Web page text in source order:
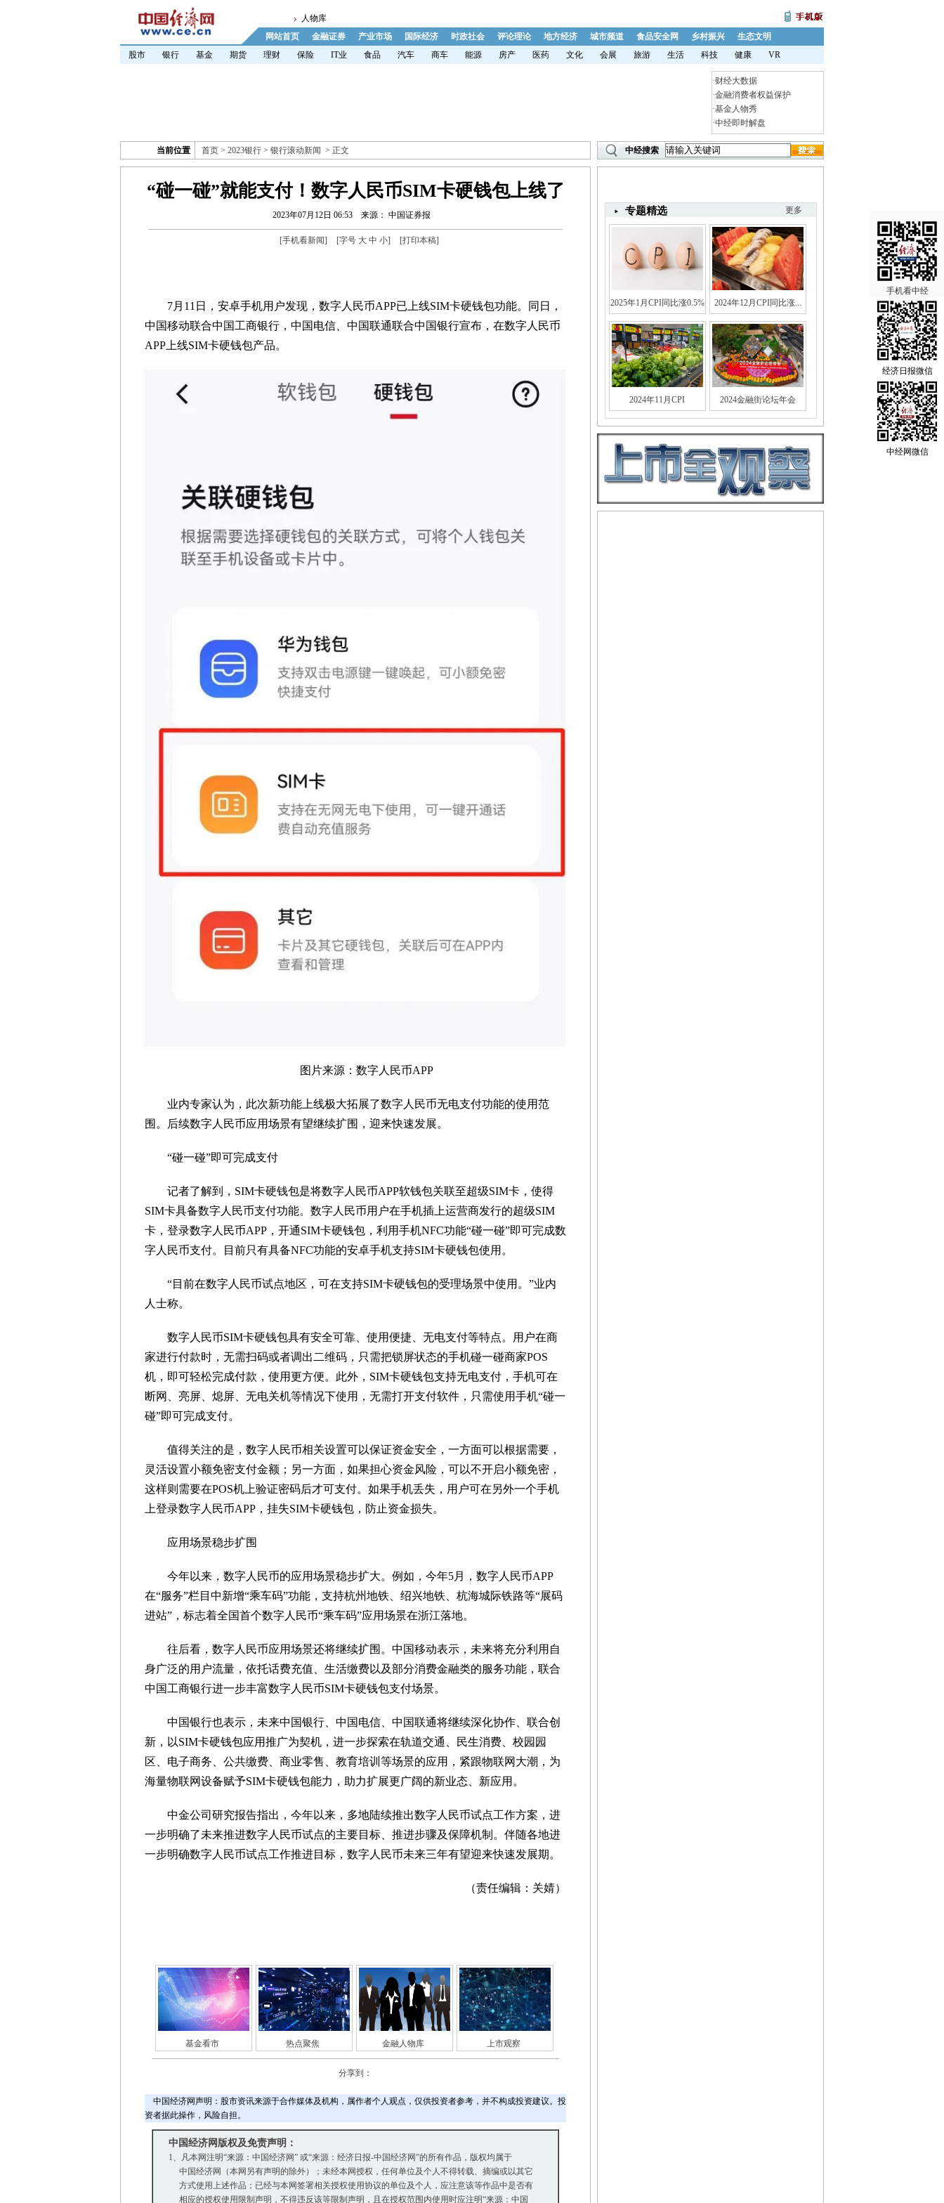
手机看中经
经济日报微信
中经网微信
人物库
网站首页
金融证券 产业市场 国际经济 时政社会 评论理论 地方经济 城市频道 食品安全网 乡村振兴
生态文明
股市
银行 基金 期货 理财 保险 IT业 食品 汽车 商车 能源 房产 医药 文化 会展 旅游 生活 科技 健康 VR
·财经大数据
·金融消费者权益保护
·基金人物秀
·中经即时解盘
当前位置 首页 > 2023银行 > 银行滚动新闻 > 正文 中经搜索
“碰一碰”就能支付！数字人民币SIM卡硬钱包上线了
2023年07月12日 06:53 来源： 中国证券报
[手机看新闻] [字号 大 中 小] [打印本稿]
7月11日，安卓手机用户发现，数字人民币APP已上线SIM卡硬钱包功能。同日，
中国移动联合中国工商银行，中国电信、中国联通联合中国银行宣布，在数字人民币
APP上线SIM卡硬钱包产品。
图片来源：数字人民币APP
业内专家认为，此次新功能上线极大拓展了数字人民币无电支付功能的使用范
围。后续数字人民币应用场景有望继续扩围，迎来快速发展。
“碰一碰”即可完成支付
记者了解到，SIM卡硬钱包是将数字人民币APP软钱包关联至超级SIM卡，使得
SIM卡具备数字人民币支付功能。数字人民币用户在手机插上运营商发行的超级SIM
卡，登录数字人民币APP，开通SIM卡硬钱包，利用手机NFC功能“碰一碰”即可完成数
字人民币支付。目前只有具备NFC功能的安卓手机支持SIM卡硬钱包使用。
“目前在数字人民币试点地区，可在支持SIM卡硬钱包的受理场景中使用。”业内
人士称。
数字人民币SIM卡硬钱包具有安全可靠、使用便捷、无电支付等特点。用户在商
家进行付款时，无需扫码或者调出二维码，只需把锁屏状态的手机碰一碰商家POS
机，即可轻松完成付款，使用更方便。此外，SIM卡硬钱包支持无电支付，手机可在
断网、亮屏、熄屏、无电关机等情况下使用，无需打开支付软件，只需使用手机“碰一
碰”即可完成支付。
值得关注的是，数字人民币相关设置可以保证资金安全，一方面可以根据需要，
灵活设置小额免密支付金额；另一方面，如果担心资金风险，可以不开启小额免密，
这样则需要在POS机上验证密码后才可支付。如果手机丢失，用户可在另外一个手机
上登录数字人民币APP，挂失SIM卡硬钱包，防止资金损失。
应用场景稳步扩围
今年以来，数字人民币的应用场景稳步扩大。例如，今年5月，数字人民币APP
在“服务”栏目中新增“乘车码”功能，支持杭州地铁、绍兴地铁、杭海城际铁路等“展码
进站”，标志着全国首个数字人民币“乘车码”应用场景在浙江落地。
往后看，数字人民币应用场景还将继续扩围。中国移动表示，未来将充分利用自
身广泛的用户流量，依托话费充值、生活缴费以及部分消费金融类的服务功能，联合
中国工商银行进一步丰富数字人民币SIM卡硬钱包支付场景。
中国银行也表示，未来中国银行、中国电信、中国联通将继续深化协作、联合创
新，以SIM卡硬钱包应用推广为契机，进一步探索在轨道交通、民生消费、校园园
区、电子商务、公共缴费、商业零售、教育培训等场景的应用，紧跟物联网大潮，为
海量物联网设备赋予SIM卡硬钱包能力，助力扩展更广阔的新业态、新应用。
中金公司研究报告指出，今年以来，多地陆续推出数字人民币试点工作方案，进
一步明确了未来推进数字人民币试点的主要目标、推进步骤及保障机制。伴随各地进
一步明确数字人民币试点工作推进目标，数字人民币未来三年有望迎来快速发展期。
（责任编辑：关婧）
基金看市 热点聚焦 金融人物库 上市观察
分享到：
中国经济网声明：股市资讯来源于合作媒体及机构，属作者个人观点，仅供投资者参考，并不构成投资建议。投
资者据此操作，风险自担。
中国经济网版权及免责声明：
1、凡本网注明“来源：中国经济网” 或“来源：经济日报-中国经济网”的所有作品，版权均属于
中国经济网（本网另有声明的除外）；未经本网授权，任何单位及个人不得转载、摘编或以其它
方式使用上述作品；已经与本网签署相关授权使用协议的单位及个人，应注意该等作品中是否有
相应的授权使用限制声明，不得违反该等限制声明，且在授权范围内使用时应注明“来源：中国
专题精选 更多
2025年1月CPI同比涨0.5% 2024年12月CPI同比涨...
2024年11月CPI 2024金融街论坛年会